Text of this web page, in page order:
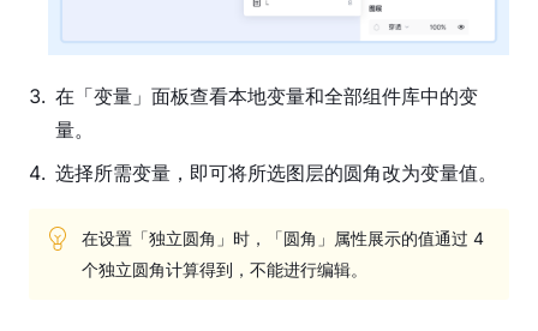
3. 在「变量」面板查看本地变量和全部组件库中的变
量。
4. 选择所需变量，即可将所选图层的圆角改为变量值。
在设置「独立圆角」时，「圆角」属性展示的值通过 4
个独立圆角计算得到，不能进行编辑。